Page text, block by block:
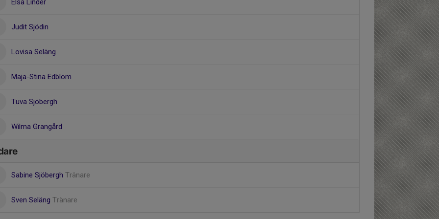
Elsa Linder
Judit Sjödin
Lovisa Seläng
Maja-Stina Edblom
Tuva Sjöbergh
Wilma Grangård
Sabine Sjöbergh Tränare
Sven Seläng Tränare